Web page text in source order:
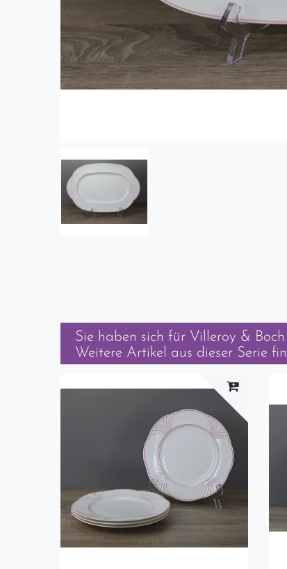
Sie haben sich für Villeroy &
Weitere Artikel aus dieser Serie